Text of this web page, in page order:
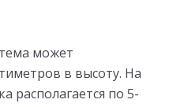
может
в высоту. На
располагается по 5-